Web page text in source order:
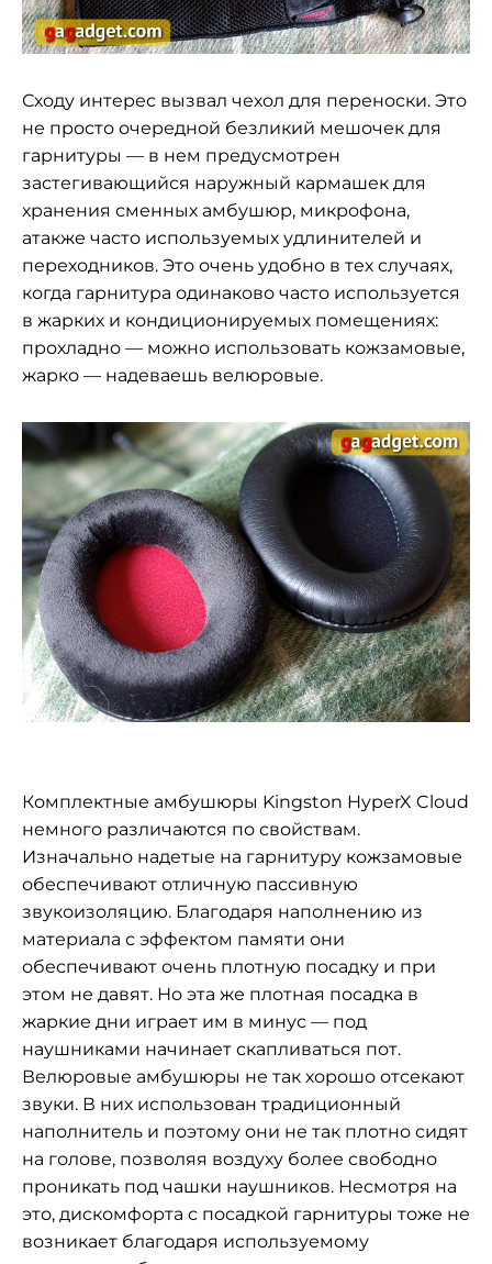
Сходу интерес вызвал чехол для переноски. Это
не просто очередной безликий мешочек для
гарнитуры — в нем предусмотрен
застегивающийся наружный кармашек для
хранения сменных амбушюр, микрофона,
атакже часто используемых удлинителей и
переходников. Это очень удобно в тех случаях,
когда гарнитура одинаково часто используется
в жарких и кондиционируемых помещениях:
прохладно — можно использовать кожзамовые,
жарко — надеваешь велюровые.
Комплектные амбушюры Kingston HyperX Cloud
немного различаются по свойствам.
Изначально надетые на гарнитуру кожзамовые
обеспечивают отличную пассивную
звукоизоляцию. Благодаря наполнению из
материала с эффектом памяти они
обеспечивают очень плотную посадку и при
этом не давят. Но эта же плотная посадка в
жаркие дни играет им в минус — под
наушниками начинает скапливаться пот.
Велюровые амбушюры не так хорошо отсекают
звуки. В них использован традиционный
наполнитель и поэтому они не так плотно сидят
на голове, позволяя воздуху более свободно
проникать под чашки наушников. Несмотря на
это, дискомфорта с посадкой гарнитуры тоже не
возникает благодаря используемому